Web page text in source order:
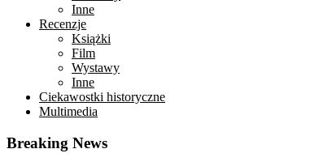
Inne
Recenzje
Książki
Film
Wystawy
Inne
Ciekawostki historyczne
Multimedia
Breaking News